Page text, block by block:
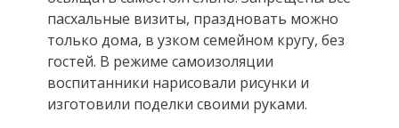
пасхальные визиты, праздновать можно
только дома, в узком семейном кругу, без
гостей. В режиме самоизоляции
воспитанники нарисовали рисунки и
изготовили поделки своими руками.